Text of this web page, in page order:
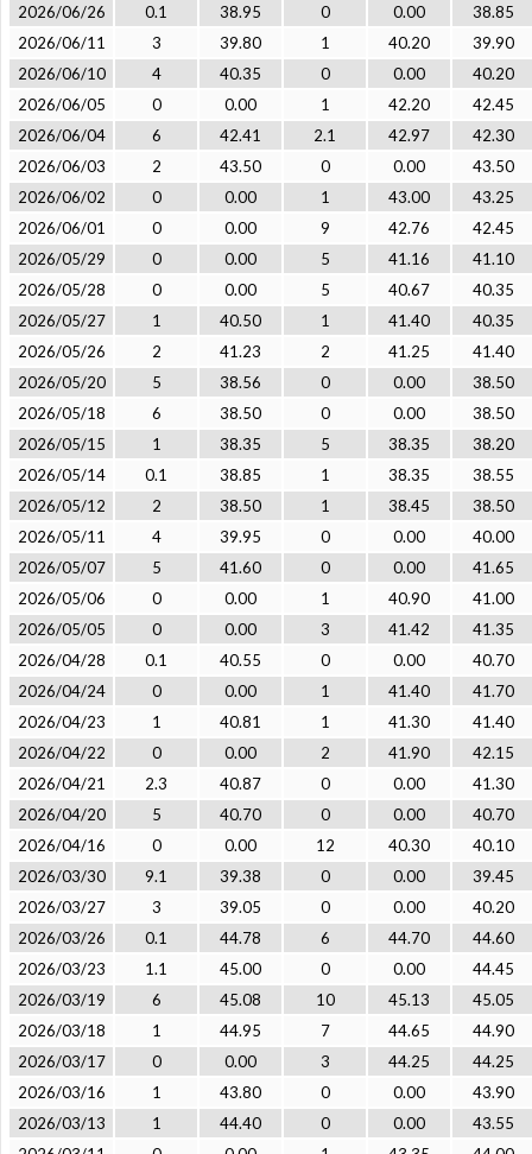
2026/06/26
0.1 38.95 0 0.00
38.85
2026/06/11
3 39.80 1 40.20
39.90
2026/06/10
4 40.35 0 0.00
40.20
2026/06/05
0 0.00 1 42.20
42.45
2026/06/04
6 42.41 2.1 42.97
42.30
2026/06/03
2 43.50 0 0.00
43.50
2026/06/02
0 0.00 1 43.00
43.25
2026/06/01
0 0.00 9 42.76
42.45
2026/05/29
0 0.00 5 41.16
41.10
2026/05/28
0 0.00 5 40.67
40.35
2026/05/27
1 40.50 1 41.40
40.35
2026/05/26
2 41.23 2 41.25
41.40
2026/05/20
5 38.56 0 0.00
38.50
2026/05/18
6 38.50 0 0.00
38.50
2026/05/15
1 38.35 5 38.35
38.20
2026/05/14
0.1 38.85 1 38.35
38.55
2026/05/12
2 38.50 1 38.45
38.50
2026/05/11
4 39.95 0 0.00
40.00
2026/05/07
5 41.60 0 0.00
41.65
2026/05/06
0 0.00 1 40.90
41.00
2026/05/05
0 0.00 3 41.42
41.35
2026/04/28
0.1 40.55 0 0.00
40.70
2026/04/24
0 0.00 1 41.40
41.70
2026/04/23
1 40.81 1 41.30
41.40
2026/04/22
0 0.00 2 41.90
42.15
2026/04/21
2.3 40.87 0 0.00
41.30
2026/04/20
5 40.70 0 0.00
40.70
2026/04/16
0 0.00 12 40.30
40.10
2026/03/30
9.1 39.38 0 0.00
39.45
2026/03/27
3 39.05 0 0.00
40.20
2026/03/26
0.1 44.78 6 44.70
44.60
2026/03/23
1.1 45.00 0 0.00
44.45
2026/03/19
6 45.08 10 45.13
45.05
2026/03/18
1 44.95 7 44.65
44.90
2026/03/17
0 0.00 3 44.25
44.25
2026/03/16
1 43.80 0 0.00
43.90
2026/03/13
1 44.40 0 0.00
43.55